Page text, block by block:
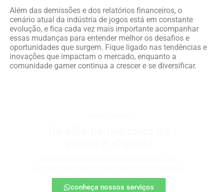
Além das demissões e dos relatórios financeiros, o
cenário atual da indústria de jogos está em constante
evolução, e fica cada vez mais importante acompanhar
essas mudanças para entender melhor os desafios e
oportunidades que surgem. Fique ligado nas tendências e
inovações que impactam o mercado, enquanto a
comunidade gamer continua a crescer e se diversificar.
conheça nossos serviços